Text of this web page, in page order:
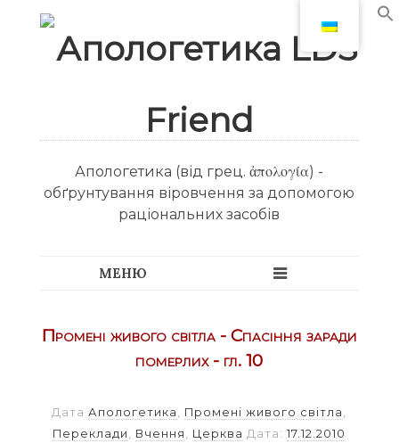
Апологетика (від грец. ἀπολογία) -
обґрунтування віровчення за допомогою
раціональних засобів
Промені живого світла - Спасіння заради
померлих - гл. 10
ДатаАпологетика , Промені живого світла ,
Переклади , Вчення , Церква Дата:17.12.2010